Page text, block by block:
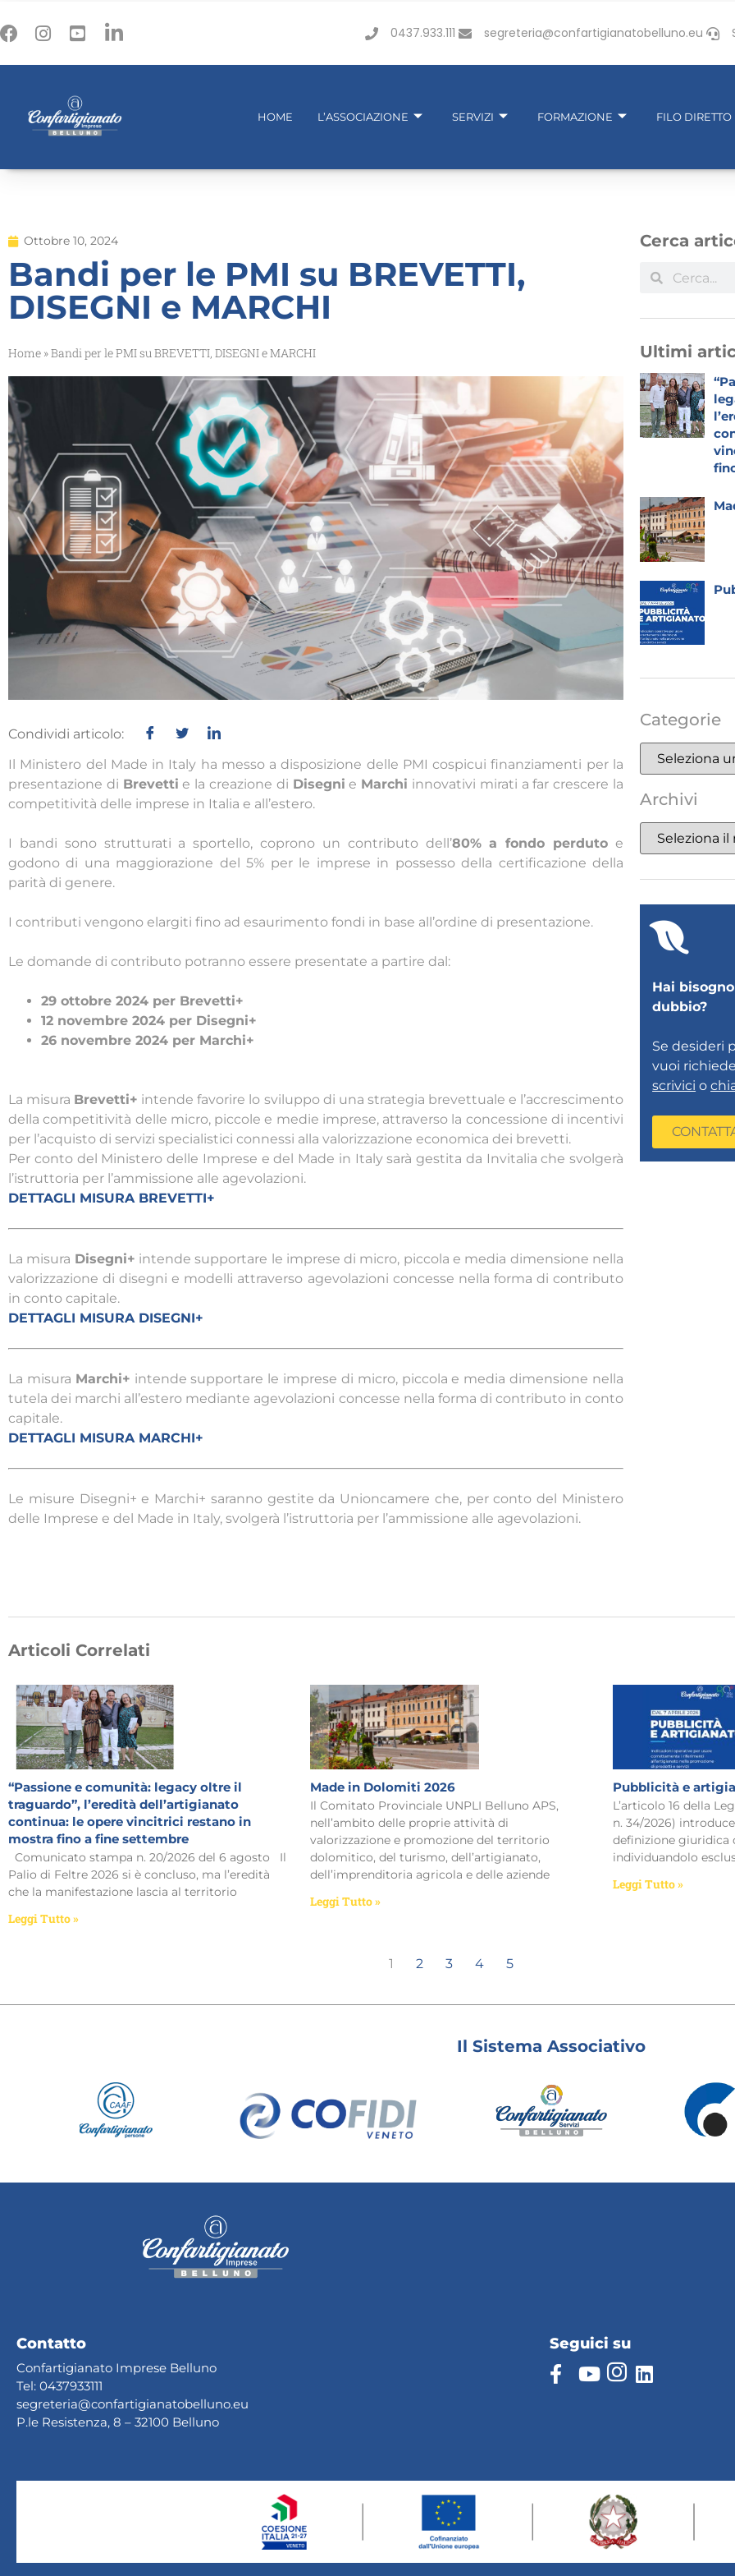
0437.933.111 segreteria@confartigianatobelluno.eu
HOME L’ASSOCIAZIONE SERVIZI FORMAZIONE FILO DIRETTO
Ottobre 10, 2024
Bandi per le PMI su BREVETTI,
DISEGNI e MARCHI
Home »Bandi per le PMI su BREVETTI, DISEGNI e MARCHI
Condividi articolo:
Il Ministero del Made in Italy ha messo a disposizione delle PMI cospicui finanziamenti per la
presentazione di Brevetti e la creazione di Disegni e Marchi innovativi mirati a far crescere la
competitività delle imprese in Italia e all’estero.
I bandi sono strutturati a sportello, coprono un contributo dell’80% a fondo perduto e
godono di una maggiorazione del 5% per le imprese in possesso della certificazione della
parità di genere.
I contributi vengono elargiti fino ad esaurimento fondi in base all’ordine di presentazione.
Le domande di contributo potranno essere presentate a partire dal:
29 ottobre 2024 per Brevetti+
12 novembre 2024 per Disegni+
26 novembre 2024 per Marchi+
La misura Brevetti+ intende favorire lo sviluppo di una strategia brevettuale e l’accrescimento
della competitività delle micro, piccole e medie imprese, attraverso la concessione di incentivi
per l’acquisto di servizi specialistici connessi alla valorizzazione economica dei brevetti.
Per conto del Ministero delle Imprese e del Made in Italy sarà gestita da Invitalia che svolgerà
l’istruttoria per l’ammissione alle agevolazioni.
DETTAGLI MISURA BREVETTI+
La misura Disegni+ intende supportare le imprese di micro, piccola e media dimensione nella
valorizzazione di disegni e modelli attraverso agevolazioni concesse nella forma di contributo
in conto capitale.
DETTAGLI MISURA DISEGNI+
La misura Marchi+ intende supportare le imprese di micro, piccola e media dimensione nella
tutela dei marchi all’estero mediante agevolazioni concesse nella forma di contributo in conto
capitale.
DETTAGLI MISURA MARCHI+
Le misure Disegni+ e Marchi+ saranno gestite da Unioncamere che, per conto del Ministero
delle Imprese e del Made in Italy, svolgerà l’istruttoria per l’ammissione alle agevolazioni.
Cerca
Ultimi
Categorie
Archivi
Hai
dubbio?
Se desideri
vuoi
scrivici o
Articoli Correlati
“Passione e comunità: legacy oltre il
traguardo”, l’eredità dell’artigianato
continua: le opere vincitrici restano in
mostra fino a fine settembre
Comunicato stampa n. 20/2026 del 6 agosto Il
Palio di Feltre 2026 si è concluso, ma l’eredità
che la manifestazione lascia al territorio
Leggi Tutto »
Made in Dolomiti 2026
Il Comitato Provinciale UNPLI Belluno APS,
nell’ambito delle proprie attività di
valorizzazione e promozione del territorio
dolomitico, del turismo, dell’artigianato,
dell’imprenditoria agricola e delle aziende
Leggi Tutto »
Pubblicità e
L’articolo 16 della
n. 34/2026)
definizione giuridica
individuandolo
Leggi Tutto »
1 2 3 4 5
Il Sistema Associativo
Contatto
Confartigianato Imprese Belluno
Tel: 0437933111
segreteria@confartigianatobelluno.eu
P.le Resistenza, 8 – 32100 Belluno
Seguici su